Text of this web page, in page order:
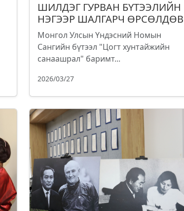
ШИЛДЭГ ГУРВАН БҮТЭЭЛИЙН
НЭГЭЭР ШАЛГАРЧ ӨРСӨЛДӨВ
Монгол Улсын Үндэсний Номын
Сангийн бүтээл "Цогт хунтайжийн
санаашрал" баримт...
2026/03/27